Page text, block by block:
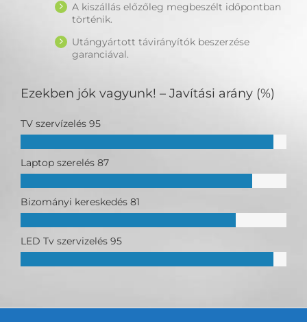
A kiszállás előzőleg megbeszélt időpontban
történik.
Utángyártott távirányítók beszerzése
garanciával.
Ezekben jók vagyunk! – Javítási arány (%)
TV szervízelés 95
Laptop szerelés 87
Bizományi kereskedés 81
LED Tv szervizelés 95